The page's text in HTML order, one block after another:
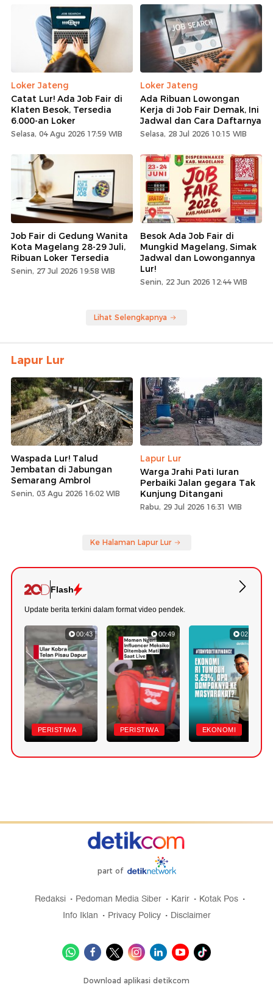
Loker Jateng
Catat Lur! Ada Job Fair di
Klaten Besok, Tersedia
6.000-an Loker
Selasa, 04 Agu 2026 17:59 WIB
Loker Jateng
Ada Ribuan Lowongan
Kerja di Job Fair Demak, Ini
Jadwal dan Cara Daftarnya
Selasa, 28 Jul 2026 10:15 WIB
Job Fair di Gedung Wanita
Kota Magelang 28-29 Juli,
Ribuan Loker Tersedia
Senin, 27 Jul 2026 19:58 WIB
Besok Ada Job Fair di
Mungkid Magelang, Simak
Jadwal dan Lowongannya
Lur!
Senin, 22 Jun 2026 12:44 WIB
Lihat Selengkapnya
Lapur Lur
Waspada Lur! Talud
Jembatan di Jabungan
Semarang Ambrol
Senin, 03 Agu 2026 16:02 WIB
Lapur Lur
Warga Jrahi Pati Iuran
Perbaiki Jalan gegara Tak
Kunjung Ditangani
Rabu, 29 Jul 2026 16:31 WIB
Ke Halaman Lapur Lur
Flash
Update berita terkini dalam format video pendek.
00:43
PERISTIWA
00:49
PERISTIWA
02:52
EKONOMI
part of
Redaksi Pedoman Media Siber Karir
Kotak Pos
Info Iklan
Privacy Policy Disclaimer
Download aplikasi detikcom